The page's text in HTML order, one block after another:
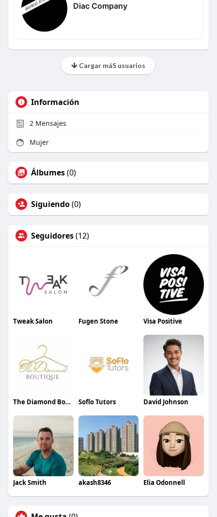
Diac Company
Cargar máS usuarios
Información
2Mensajes
Mujer
Álbumes(0)
Siguiendo(0)
Seguidores(12)
Tweak Salon Fugen Stone Visa Positive
The Diamond Boutique Soflo Tutors David Johnson
Jack Smith akash8346 Elia Odonnell